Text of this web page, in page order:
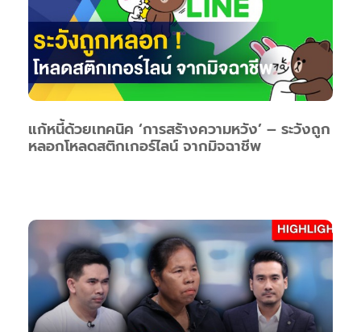
แก้หนี้ด้วยเทคนิค ‘การสร้างความหวัง’ – ระวังถูก
หลอกโหลดสติกเกอร์ไลน์ จากมิจฉาชีพ